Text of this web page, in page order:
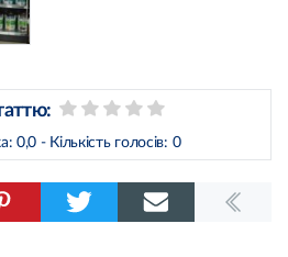
0,0 - Кількість голосів: 0